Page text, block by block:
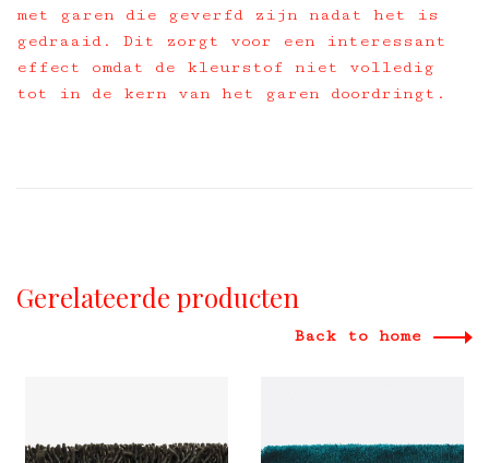
met garen die geverfd zijn nadat het is
gedraaid. Dit zorgt voor een interessant
effect omdat de kleurstof niet volledig
tot in de kern van het garen doordringt.
Gerelateerde producten
Back to home